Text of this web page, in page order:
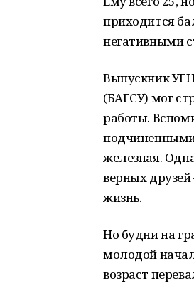
приходится
негативными
Выпускник
(БАГСУ) мог
работы.
подчиненными
железная.
верных друзей
жизнь.
Но будни на
молодой
возраст